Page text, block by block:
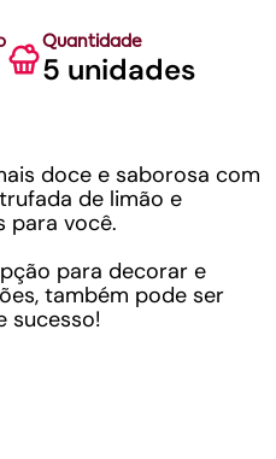
Quantidade
5 unidades
doce e saborosa com
de limão e
para você.
para decorar e
também pode ser
sucesso!